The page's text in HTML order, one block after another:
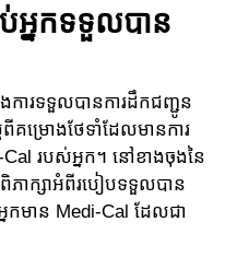
អ្នកទទួលបាន
ការ​ទទួល​បាន​​ការ​ដឹក​ជញ្ជូន​​
ពី​​គម្រោង​​ថែទាំ​ដែល​​មាន​ការ​​
Cal របស់​អ្នក​។​ នៅ​ខាង​ចុងនៃ​​
ពិភាក្សា​អំពី​របៀប​ទទួល​បាន​​
មាន​​ Medi-Cal ​ដែល​ជា​